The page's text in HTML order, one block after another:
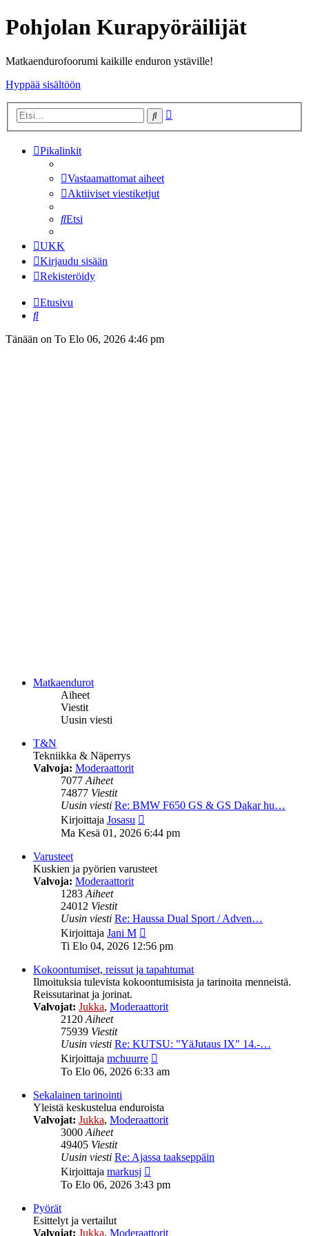
Pohjolan Kurapyöräilijät
Matkaendurofoorumi kaikille enduron ystäville!
Hyppää sisältöön
Etsi
Pikalinkit
Vastaamattomat aiheet
Aktiiviset viestiketjut
Etsi
UKK
Kirjaudu sisään
Rekisteröidy
Etusivu
Etsi
Tänään on To Elo 06, 2026 4:46 pm
Matkaendurot
Aiheet
Viestit
Uusin viesti
T&N
Tekniikka & Näperrys
Valvoja: Moderaattorit
7077Aiheet
74877 Viestit
Uusin viesti Re: BMW F650 GS & GS Dakar hu…
Kirjoittaja Josasu
uusin
viesti
Ma Kesä 01, 2026 6:44 pm
Varusteet
Kuskien ja pyörien varusteet
Valvoja: Moderaattorit
1283Aiheet
24012 Viestit
Uusin viesti Re: Haussa Dual Sport / Adven…
Kirjoittaja Jani M
uusin
viesti
Ti Elo 04, 2026 12:56 pm
Kokoontumiset, reissut ja tapahtumat
Ilmoituksia tulevista kokoontumisista ja tarinoita menneistä.
Reissutarinat ja jorinat.
Valvojat: Jukka, Moderaattorit
2120Aiheet
75939 Viestit
Uusin viesti Re: KUTSU: "YäJutaus IX" 14.-…
Kirjoittaja mchuurre
uusin
To Elo 06, 2026 6:33 am
Sekalainen tarinointi
Yleistä keskustelua enduroista
Valvojat: Jukka, Moderaattorit
3000Aiheet
49405 Viestit
Uusin viesti Re: Ajassa taakseppäin
Kirjoittaja markusj
uusin
viesti
To Elo 06, 2026 3:43 pm
Pyörät
Esittelyt ja vertailut
Valvojat: Jukka, Moderaattorit